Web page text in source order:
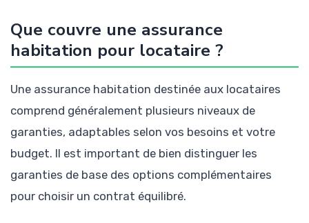
Que couvre une assurance
habitation pour locataire ?
Une assurance habitation destinée aux locataires
comprend généralement plusieurs niveaux de
garanties, adaptables selon vos besoins et votre
budget. Il est important de bien distinguer les
garanties de base des options complémentaires
pour choisir un contrat équilibré.